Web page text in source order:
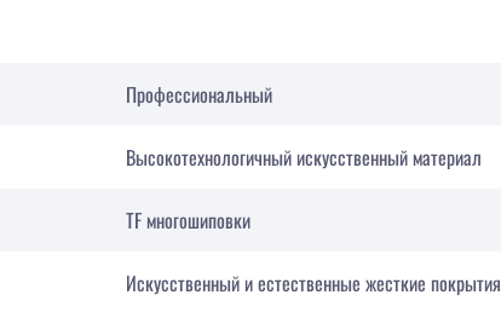
Профессиональный
Высокотехнологичный искусственный материал
TF многошиповки
Искусственный и естественные жесткие покрытия